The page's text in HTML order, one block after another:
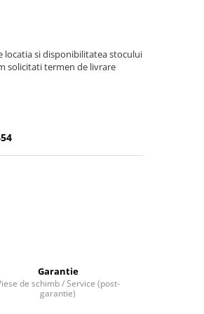
locatia si disponibilitatea stocului
solicitati termen de livrare
Garantie
de schimb / Service (post-
garantie)